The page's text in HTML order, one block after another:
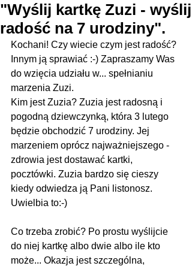
"Wyślij kartkę Zuzi - wyślij
radość na 7 urodziny".
Kochani! Czy wiecie czym jest radość?
Innym ją sprawiać :-) Zapraszamy Was
do wzięcia udziału w... spełnianiu
marzenia Zuzi.
Kim jest Zuzia? Zuzia jest radosną i
pogodną dziewczynką, która 3 lutego
będzie obchodzić 7 urodziny. Jej
marzeniem oprócz najważniejszego -
zdrowia jest dostawać kartki,
pocztówki. Zuzia bardzo się cieszy
kiedy odwiedza ją Pani listonosz.
Uwielbia to:-)
Co trzeba zrobić? Po prostu wyślijcie
do niej kartkę albo dwie albo ile kto
może... Okazja jest szczególna,